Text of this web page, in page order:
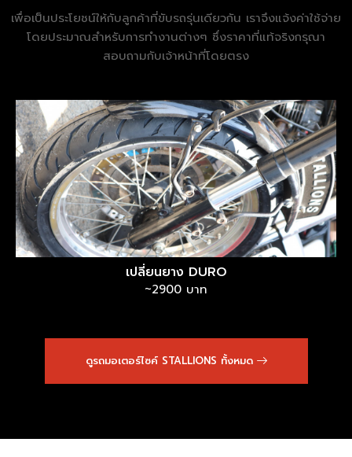
เพื่อเป็นประโยชน์ให้กับลูกค้าที่ขับรถรุ่นเดียวกัน เราจึงแจ้งค่าใช้จ่าย
โดยประมาณสำหรับการทำงานต่างๆ ซึ่งราคาที่แท้จริงกรุณา
สอบถามกับเจ้าหน้าที่โดยตรง
เปลี่ยนยาง DURO
~2900 บาท
ดูรถมอเตอร์ไซค์ STALLIONS ทั้งหมด